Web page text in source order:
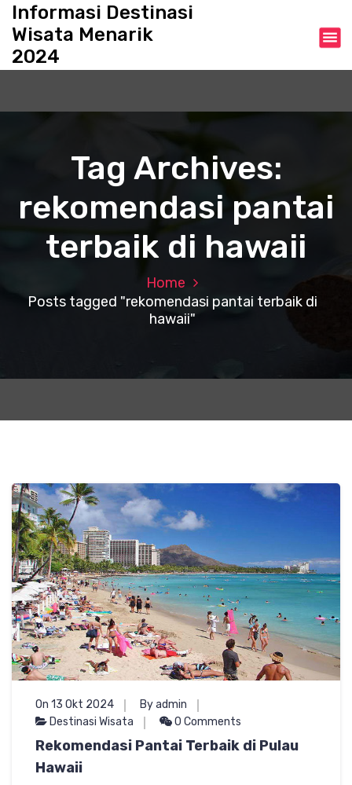
c
Informasi Destinasi
Wisata Menarik
2024
Tag Archives:
rekomendasi pantai
terbaik di hawaii
Home
Posts tagged "rekomendasi pantai terbaik di
hawaii"
On 13 Okt 2024
By admin
Destinasi Wisata
0 Comments
Rekomendasi Pantai Terbaik di Pulau
Hawaii